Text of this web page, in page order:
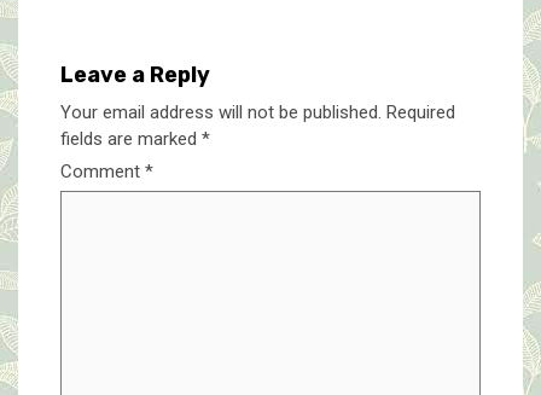
Leave a Reply
Your email address will not be published. Required
fields are marked *
Comment *